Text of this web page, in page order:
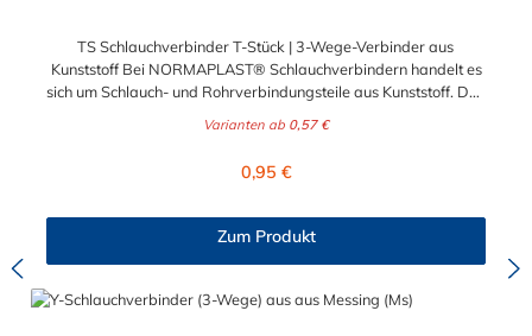
TS Schlauchverbinder T-Stück | 3-Wege-Verbinder aus
Kunststoff Bei NORMAPLAST® Schlauchverbindern handelt es
sich um Schlauch- und Rohrverbindungsteile aus Kunststoff. Das
(Acetalcopolymerisat), die medienführende Leitungen sicher,
Schlauchverbinder T-Stück ist somit der ideale Verbinder für
Rippung des Schlauchverbinder T-Stück gewährleistet einen
Schlauchschelle erforderlich sein. Das Schlauchverbinder T-
Varianten ab 0,57 €
Regulärer Preis:
0,95 €
Zum Produkt